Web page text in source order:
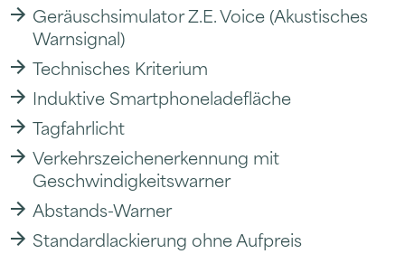
Geräuschsimulator Z.E. Voice (Akustisches
Warnsignal)
Technisches Kriterium
Induktive Smartphoneladefläche
Tagfahrlicht
Verkehrszeichenerkennung mit
Geschwindigkeitswarner
Abstands-Warner
Standardlackierung ohne Aufpreis